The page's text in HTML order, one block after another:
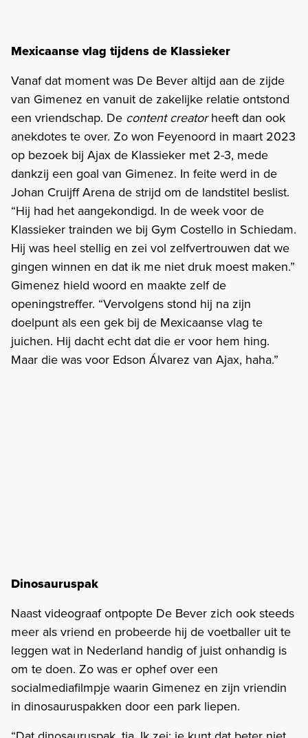
Mexicaanse vlag tijdens de Klassieker
Vanaf dat moment was De Bever altijd aan de zijde
van Gimenez en vanuit de zakelijke relatie ontstond
een vriendschap. De content creatorheeft dan ook
anekdotes te over. Zo won Feyenoord in maart 2023
op bezoek bij Ajax de Klassieker met 2-3, mede
dankzij een goal van Gimenez. In feite werd in de
Johan Cruijff Arena de strijd om de landstitel beslist.
“Hij had het aangekondigd. In de week voor de
Klassieker trainden we bij Gym Costello in Schiedam.
Hij was heel stellig en zei vol zelfvertrouwen dat we
gingen winnen en dat ik me niet druk moest maken.”
Gimenez hield woord en maakte zelf de
openingstreffer. “Vervolgens stond hij na zijn
doelpunt als een gek bij de Mexicaanse vlag te
juichen. Hij dacht echt dat die er voor hem hing.
Maar die was voor Edson Álvarez van Ajax, haha.”
Dinosauruspak
Naast videograaf ontpopte De Bever zich ook steeds
meer als vriend en probeerde hij de voetballer uit te
leggen wat in Nederland handig of juist onhandig is
om te doen. Zo was er ophef over een
socialmediafilmpje waarin Gimenez en zijn vriendin
in dinosauruspakken door een park liepen.